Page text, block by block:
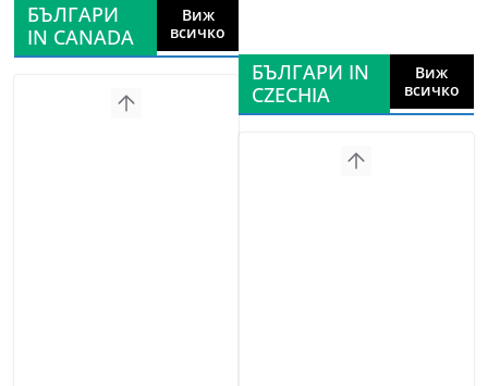
БЪЛГАРИ
IN CANADA
Виж
всичко
БЪЛГАРИ IN
CZECHIA
Виж
всичко